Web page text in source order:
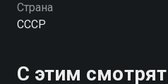
Страна
СССР
С этим смотрят